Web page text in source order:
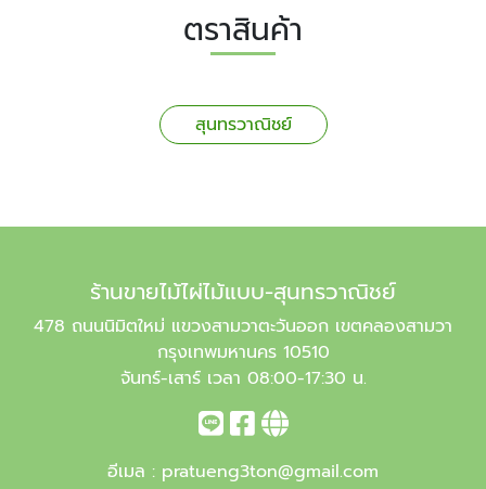
ตราสินค้า
สุนทรวาณิชย์
ร้านขายไม้ไผ่ไม้แบบ-สุนทรวาณิชย์
478 ถนนนิมิตใหม่ แขวงสามวาตะวันออก เขตคลองสามวา
กรุงเทพมหานคร 10510
จันทร์-เสาร์ เวลา 08:00-17:30 น.
อีเมล : pratueng3ton@gmail.com